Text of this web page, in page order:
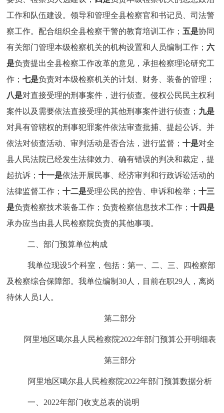
工作和队伍建设。领导和管理全县检察官和书记员、司法警
察工作。配合组织全县检察干警的教育培训工作； 五是协同
有关部门管理本级检察机关的机构设置和人员编制工作；六
是负责提出全县检察工作改革的意见，承担检察理论研究工
作；七是负责对本级检察机关的计划、财务、装备的管理；
八是对直接受理的刑事案件，进行侦查。侵权公民民主权利
案件以及需要依法直接受理的其他刑事案件进行侦查； 九是
对具有管辖权的刑事犯罪案件依法审查批捕、提起公诉。并
依法对侦查活动、审判活动是否合法，进行监督；十是对全
县人民法院已经发生法律效力、确有错误的判决和裁定，提
起抗诉；十一是依法开展民事、经济审判和行政诉讼活动的
法律监督工作；十二是受理公民的控告、申诉和检举；十三
是负责检察技术装备工作；负责检察信息技术工作；十四是
承办应当由县人民检察院负责的其他事项。
二、部门预算单位构成
我单位现设5个科室，包括：第一、二、三、四检察部
及检察综合保障部。我单位编制30人，目前在职29人，离岗
待休人员1人。
第二部分
阿里地区噶尔县人民检察院2022年部门预算公开明细表
第三部分
阿里地区噶尔县人民检察院2022年部门预算数据分析
一、2022年部门收支总表的说明